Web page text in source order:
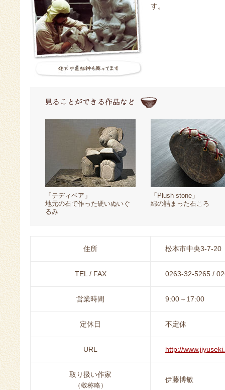
す。
「テディベア」
地元の石で作った硬いぬいぐ
るみ
「Plush stone」
綿の詰まった石ころ
住所 松本市中央3-7-20
TEL / FAX 0263-32-5265 /
営業時間 9:00～17:00
定休日 不定休
URL http://
取り扱い作家
（敬称略）
伊藤博敏